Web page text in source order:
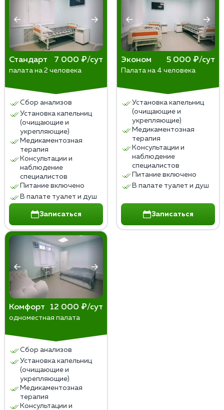
желание его употреблять. Однако для
долгосрочных результатов рекомендуется
обратиться к психотерапевту или психологу.
следовать рекомендациям врачей после
процедуры. Также важна поддержка со стороны
близких и специалистов. Только с ней возможно
сохранить результат надолго и преодолеть
сложности на пути к выздоровлению.
консультацию по поводу выбора наилучшего
метода лечения.
Стандарт 7 000 ₽/сут
палата на 2 человека
Сбор анализов
Установка капельниц
(очищающие и
укрепляющие)
Медикаментозная
терапия
Консультации и
наблюдение
специалистов
Питание включено
В палате туалет и душ
Записаться
Эконом 5 000 ₽/сут
Палата на 4 человека
Установка капельниц
(очищающие и
укрепляющие)
Медикаментозная
терапия
Консультации и
наблюдение
специалистов
Питание включено
В палате туалет и душ
Записаться
Комфорт 12 000 ₽/сут
одноместная палата
Сбор анализов
Установка капельниц
(очищающие и
укрепляющие)
Медикаментозная
терапия
Консультации и